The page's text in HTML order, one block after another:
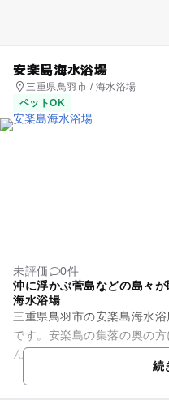
安楽島海水浴場
三重県鳥羽市 / 海水浴場
ペットOK
未評価
0件
沖に浮かぶ菅島などの島々
海水浴場
三重県鳥羽市の安楽島海水
です。安楽島の集落の奥の
んまりとした海水浴場です
ながら泳ぐことができます続